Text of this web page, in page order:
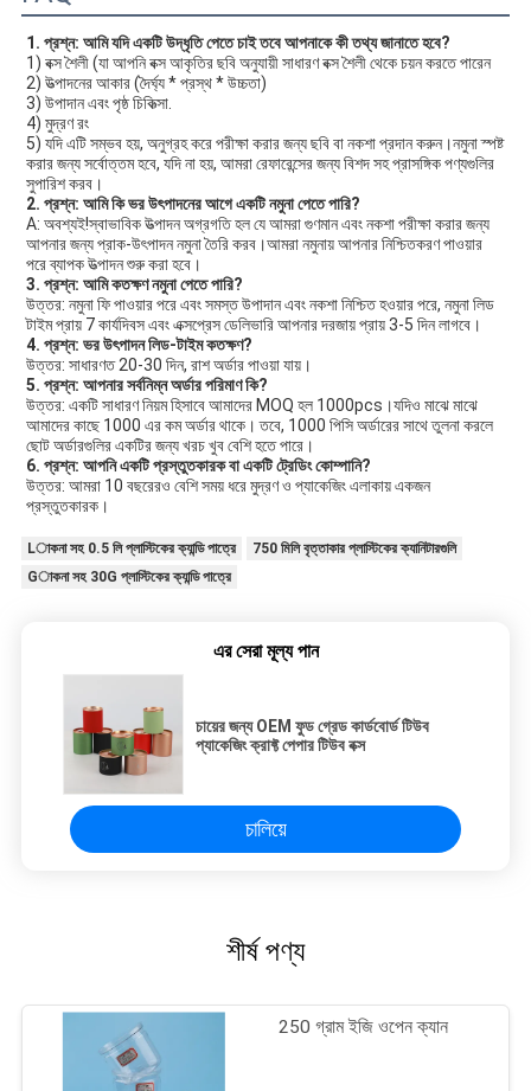
1. প্রশ্ন: আমি যদি একটি উদ্ধৃতি পেতে চাই তবে আপনাকে কী তথ্য জানাতে হবে?
1) বক্স শৈলী (যা আপনি বক্স আকৃতির ছবি অনুযায়ী সাধারণ বক্স শৈলী থেকে চয়ন করতে পারেন
2) উত্পাদনের আকার (দৈর্ঘ্য * প্রস্থ * উচ্চতা)
3) উপাদান এবং পৃষ্ঠ চিকিত্সা.
4) মুদ্রণ রং
5) যদি এটি সম্ভব হয়, অনুগ্রহ করে পরীক্ষা করার জন্য ছবি বা নকশা প্রদান করুন।নমুনা স্পষ্ট
করার জন্য সর্বোত্তম হবে, যদি না হয়, আমরা রেফারেন্সের জন্য বিশদ সহ প্রাসঙ্গিক পণ্যগুলির
সুপারিশ করব।
2. প্রশ্ন: আমি কি ভর উৎপাদনের আগে একটি নমুনা পেতে পারি?
A: অবশ্যই!স্বাভাবিক উত্পাদন অগ্রগতি হল যে আমরা গুণমান এবং নকশা পরীক্ষা করার জন্য
আপনার জন্য প্রাক-উৎপাদন নমুনা তৈরি করব।আমরা নমুনায় আপনার নিশ্চিতকরণ পাওয়ার
পরে ব্যাপক উত্পাদন শুরু করা হবে।
3. প্রশ্ন: আমি কতক্ষণ নমুনা পেতে পারি?
উত্তর: নমুনা ফি পাওয়ার পরে এবং সমস্ত উপাদান এবং নকশা নিশ্চিত হওয়ার পরে, নমুনা লিড
টাইম প্রায় 7 কার্যদিবস এবং এক্সপ্রেস ডেলিভারি আপনার দরজায় প্রায় 3-5 দিন লাগবে।
4. প্রশ্ন: ভর উৎপাদন লিড-টাইম কতক্ষণ?
উত্তর: সাধারণত 20-30 দিন, রাশ অর্ডার পাওয়া যায়।
5. প্রশ্ন: আপনার সর্বনিম্ন অর্ডার পরিমাণ কি?
উত্তর: একটি সাধারণ নিয়ম হিসাবে আমাদের MOQ হল 1000pcs।যদিও মাঝে মাঝে
আমাদের কাছে 1000 এর কম অর্ডার থাকে। তবে, 1000 পিসি অর্ডারের সাথে তুলনা করলে
ছোট অর্ডারগুলির একটির জন্য খরচ খুব বেশি হতে পারে।
6. প্রশ্ন: আপনি একটি প্রস্তুতকারক বা একটি ট্রেডিং কোম্পানি?
উত্তর: আমরা 10 বছরেরও বেশি সময় ধরে মুদ্রণ ও প্যাকেজিং এলাকায় একজন
প্রস্তুতকারক।
Lাকনা সহ 0.5 লি প্লাস্টিকের ক্যান্ডি পাত্রে
750 মিলি বৃত্তাকার প্লাস্টিকের ক্যানিটারগুলি
Gাকনা সহ 30G প্লাস্টিকের ক্যান্ডি পাত্রে
এর সেরা মূল্য পান
চায়ের জন্য OEM ফুড গ্রেড কার্ডবোর্ড টিউব
প্যাকেজিং ক্রাফ্ট পেপার টিউব বক্স
চালিয়ে
শীর্ষ পণ্য
250 গ্রাম ইজি ওপেন ক্যান